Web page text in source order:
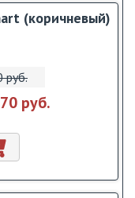
(коричневый)
pуб.
pуб.